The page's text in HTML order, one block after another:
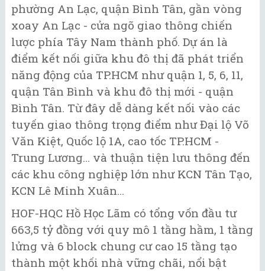
phường An Lạc, quận Bình Tân, gần vòng
xoay An Lạc - cửa ngõ giao thông chiến
lược phía Tây Nam thành phố. Dự án là
điểm kết nối giữa khu đô thị đã phát triển
năng động của TP.HCM như quận 1, 5, 6, 11,
quận Tân Bình và khu đô thị mới - quận
Bình Tân. Từ đây dễ dàng kết nối vào các
tuyến giao thông trọng điểm như Đại lộ Võ
Văn Kiệt, Quốc lộ 1A, cao tốc TP.HCM -
Trung Lương… và thuận tiện lưu thông đến
các khu công nghiệp lớn như KCN Tân Tạo,
KCN Lê Minh Xuân...
HOF-HQC Hồ Học Lãm có tổng vốn đầu tư
663,5 tỷ đồng với quy mô 1 tầng hầm, 1 tầng
lửng và 6 block chung cư cao 15 tầng tạo
thành một khối nhà vững chãi, nổi bật